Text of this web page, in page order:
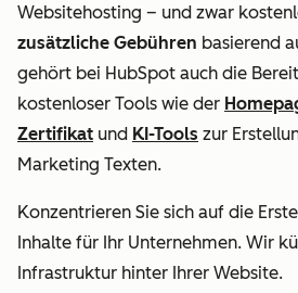
Websitehosting – und zwar
zusätzliche Gebühren basierend
gehört bei HubSpot auch die
kostenloser Tools wie der
Zertifikat und KI-Tools zur
Marketing Texten.
Konzentrieren Sie sich auf die
Inhalte für Ihr Unternehmen. Wir
Infrastruktur hinter Ihrer Website.